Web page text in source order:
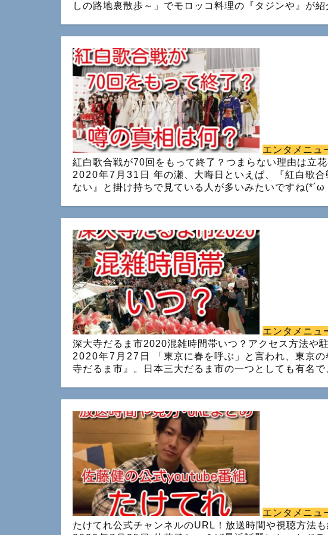
しの路地裏散歩～」でモロッコ料理の『タジンや』が
エンタメニュ
紅白歌合戦が70回をもって終了？つまらない理由は立
2020年7月31日
年の瀬、大晦日といえば、『紅白歌
ない』と掛け持ちで見ている人が多いみたいですね
エンタメニュ
深大寺だるま市2020混雑時間帯いつ？アクセス方法や
2020年7月27日
「東京に春を呼ぶ」と言われ、東京
寺だるま市』。日本三大だるま市の一つとしても有名
エンタメニュ
たけてれ公式チャンネルのURL！放送時間や視聴方法も